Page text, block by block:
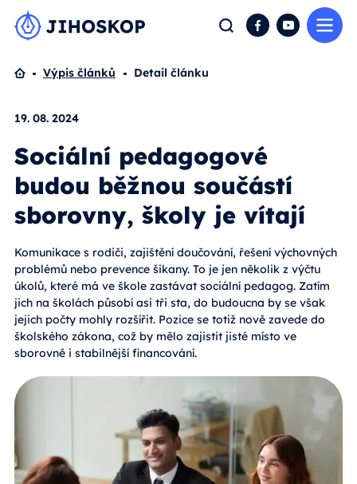
Hledat FacebookYouTube
Domů
Výpis článků Detail článku
19. 08. 2024
Sociální pedagogové
budou běžnou součástí
sborovny, školy je vítají
Komunikace s rodiči, zajištění doučování, řešení výchovných
problémů nebo prevence šikany. To je jen několik z výčtu
úkolů, které má ve škole zastávat sociální pedagog. Zatím
jich na školách působí asi tři sta, do budoucna by se však
jejich počty mohly rozšířit. Pozice se totiž nově zavede do
školského zákona, což by mělo zajistit jisté místo ve
sborovně i stabilnější financování.